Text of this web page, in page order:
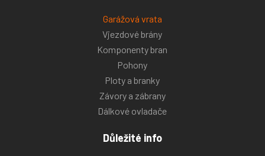
Garážová vrata
Vjezdové brány
Komponenty bran
Pohony
Ploty a branky
Závory a zábrany
Dálkové ovladače
Důležité info